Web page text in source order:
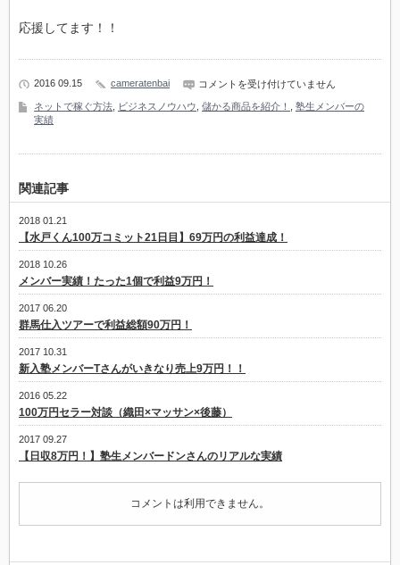
応援してます！！
2016 09.15 cameratenbai
大
生
の
手
間
っ
て
益
万
円
コメントを受け付けていません
ネットで稼ぐ方法 ビジネスノウハウ 儲かる商品を紹介！
塾生メンバーの
実績
関連記事
2018 01.21
【水戸くん100万コミット21日目】69万円の利益達成！
2018 10.26
メンバー実績！たった1個で利益9万円！
2017 06.20
群馬仕入ツアーで利益総額90万円！
2017 10.31
新入塾メンバーTさんがいきなり売上9万円！！
2016 05.22
100万円セラー対談（織田×マッサン×後藤）
2017 09.27
【日収8万円！】塾生メンバードンさんのリアルな実績
コメントは利用できません。